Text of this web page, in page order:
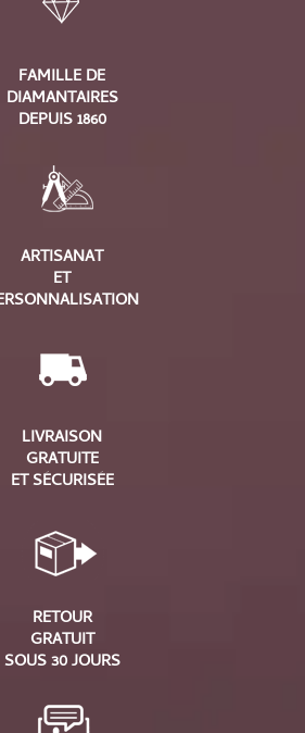
FAMILLE DE
DIAMANTAIRES
DEPUIS 1860
ARTISANAT
ET
LIVRAISON
GRATUITE
ET SÉCURISÉE
RETOUR
GRATUIT
SOUS 30 JOURS